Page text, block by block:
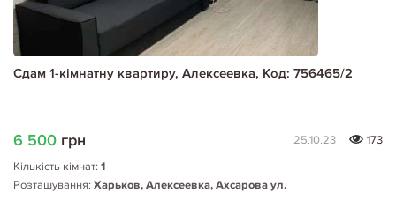
Сдам 1-кімнатну квартиру, Алексеевка, Код: 756465/2
6 500 грн 25.10.23
173
Кількість кімнат: 1
Розташування: Харьков, Алексеевка, Ахсарова ул.